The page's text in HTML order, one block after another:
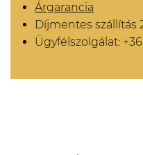
Árgarancia
Díjmentes szállítás
Ügyfélszolgálat: